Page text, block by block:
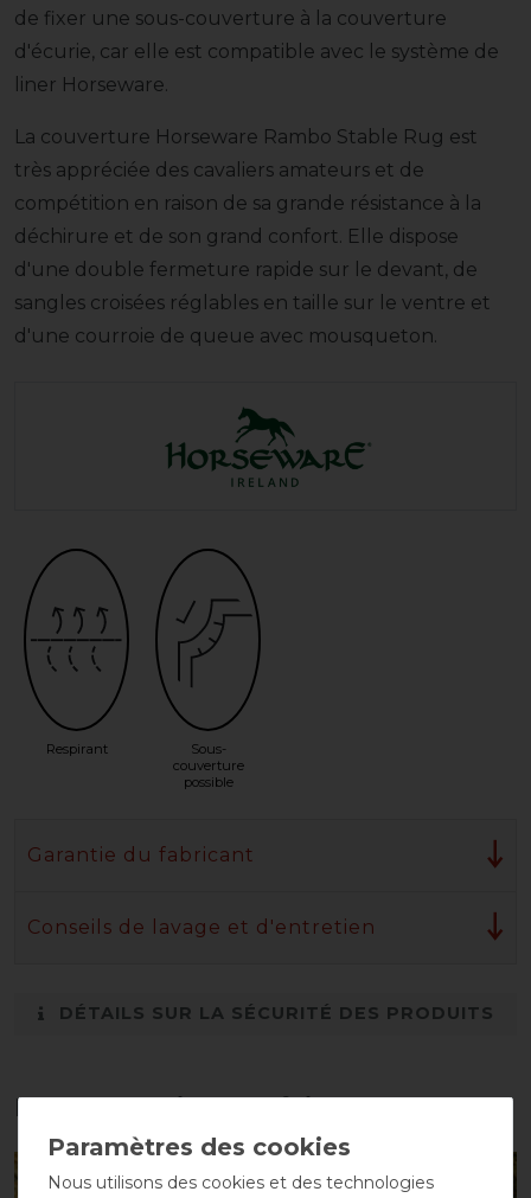
de fixer une sous-couverture à la couverture
d'écurie, car elle est compatible avec le système de
liner Horseware.
La couverture Horseware Rambo Stable Rug est
très appréciée des cavaliers amateurs et de
compétition en raison de sa grande résistance à la
déchirure et de son grand confort. Elle dispose
d'une double fermeture rapide sur le devant, de
sangles croisées réglables en taille sur le ventre et
d'une courroie de queue avec mousqueton.
Respirant
Sous-
couverture
possible
Garantie du fabricant
Conseils de lavage et d'entretien
DÉTAILS SUR LA SÉCURITÉ DES PRODUITS
Les accessoires parfaits pour vous
-10% -10%
Nous utilisons des cookies et des technologies